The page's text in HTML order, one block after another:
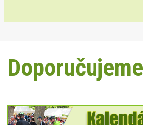
Doporučujeme